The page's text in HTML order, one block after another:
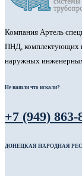
Компания Артель
ПНД, комплектующих
наружных инженерных
Не нашли что искали?
+7 (949) 863-
ДОНЕЦКАЯ НАРОДНАЯ